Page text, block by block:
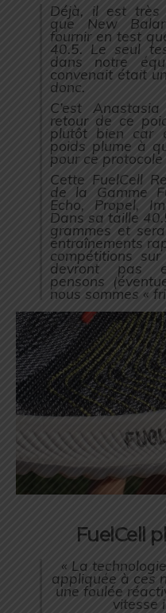
Déjà, il est très
que New
fournir en test
40.5. Le seul
dans notre
convenait était
donc.
C’est
retour de ce
plutôt bien car
poids plume à
pour ce protocole
Cette FuelCell
de la Gamme
Echo, Propel,
Dans sa taille
grammes et
entraînements
compétitions
devront pas
pensons
nous sommes «
FuelCell
« La technologie
appliquée à ces
une foulée
vitesse